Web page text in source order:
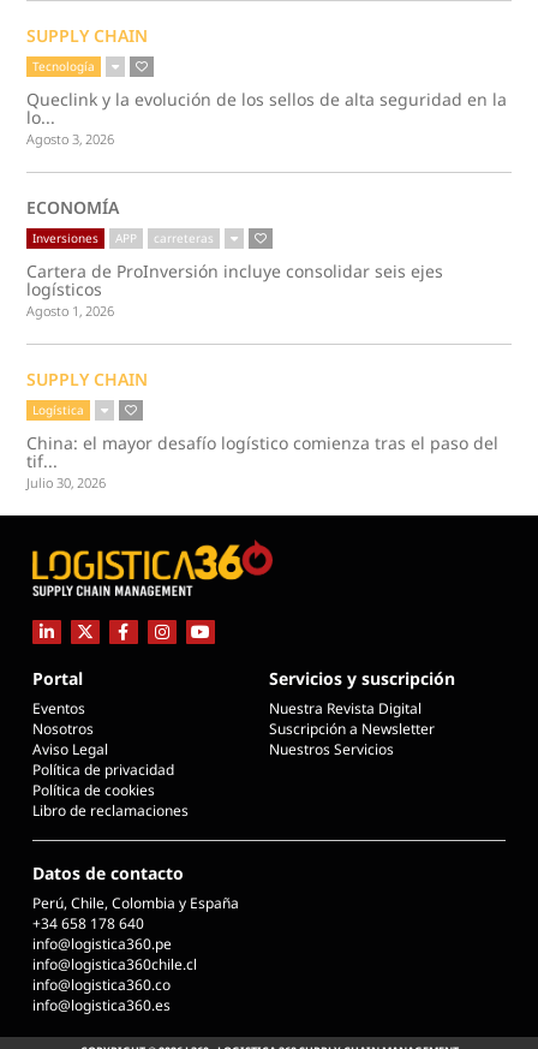
SUPPLY CHAIN
Tecnología
Queclink y la evolución de los sellos de alta seguridad en la
lo...
Agosto 3, 2026
ECONOMÍA
Inversiones APP carreteras
Cartera de ProInversión incluye consolidar seis ejes
logísticos
Agosto 1, 2026
SUPPLY CHAIN
Logística
China: el mayor desafío logístico comienza tras el paso del
tif...
Julio 30, 2026
Portal
Eventos
Nosotros
Aviso Legal
Política de privacidad
Política de cookies
Libro de reclamaciones
Servicios y suscripción
Nuestra Revista Digital
Suscripción a Newsletter
Nuestros Servicios
Datos de contacto
Perú, Chile, Colombia y España
+34 658 178 640
info@logistica360.pe
info@logistica360chile.cl
info@logistica360.co
info@logistica360.es